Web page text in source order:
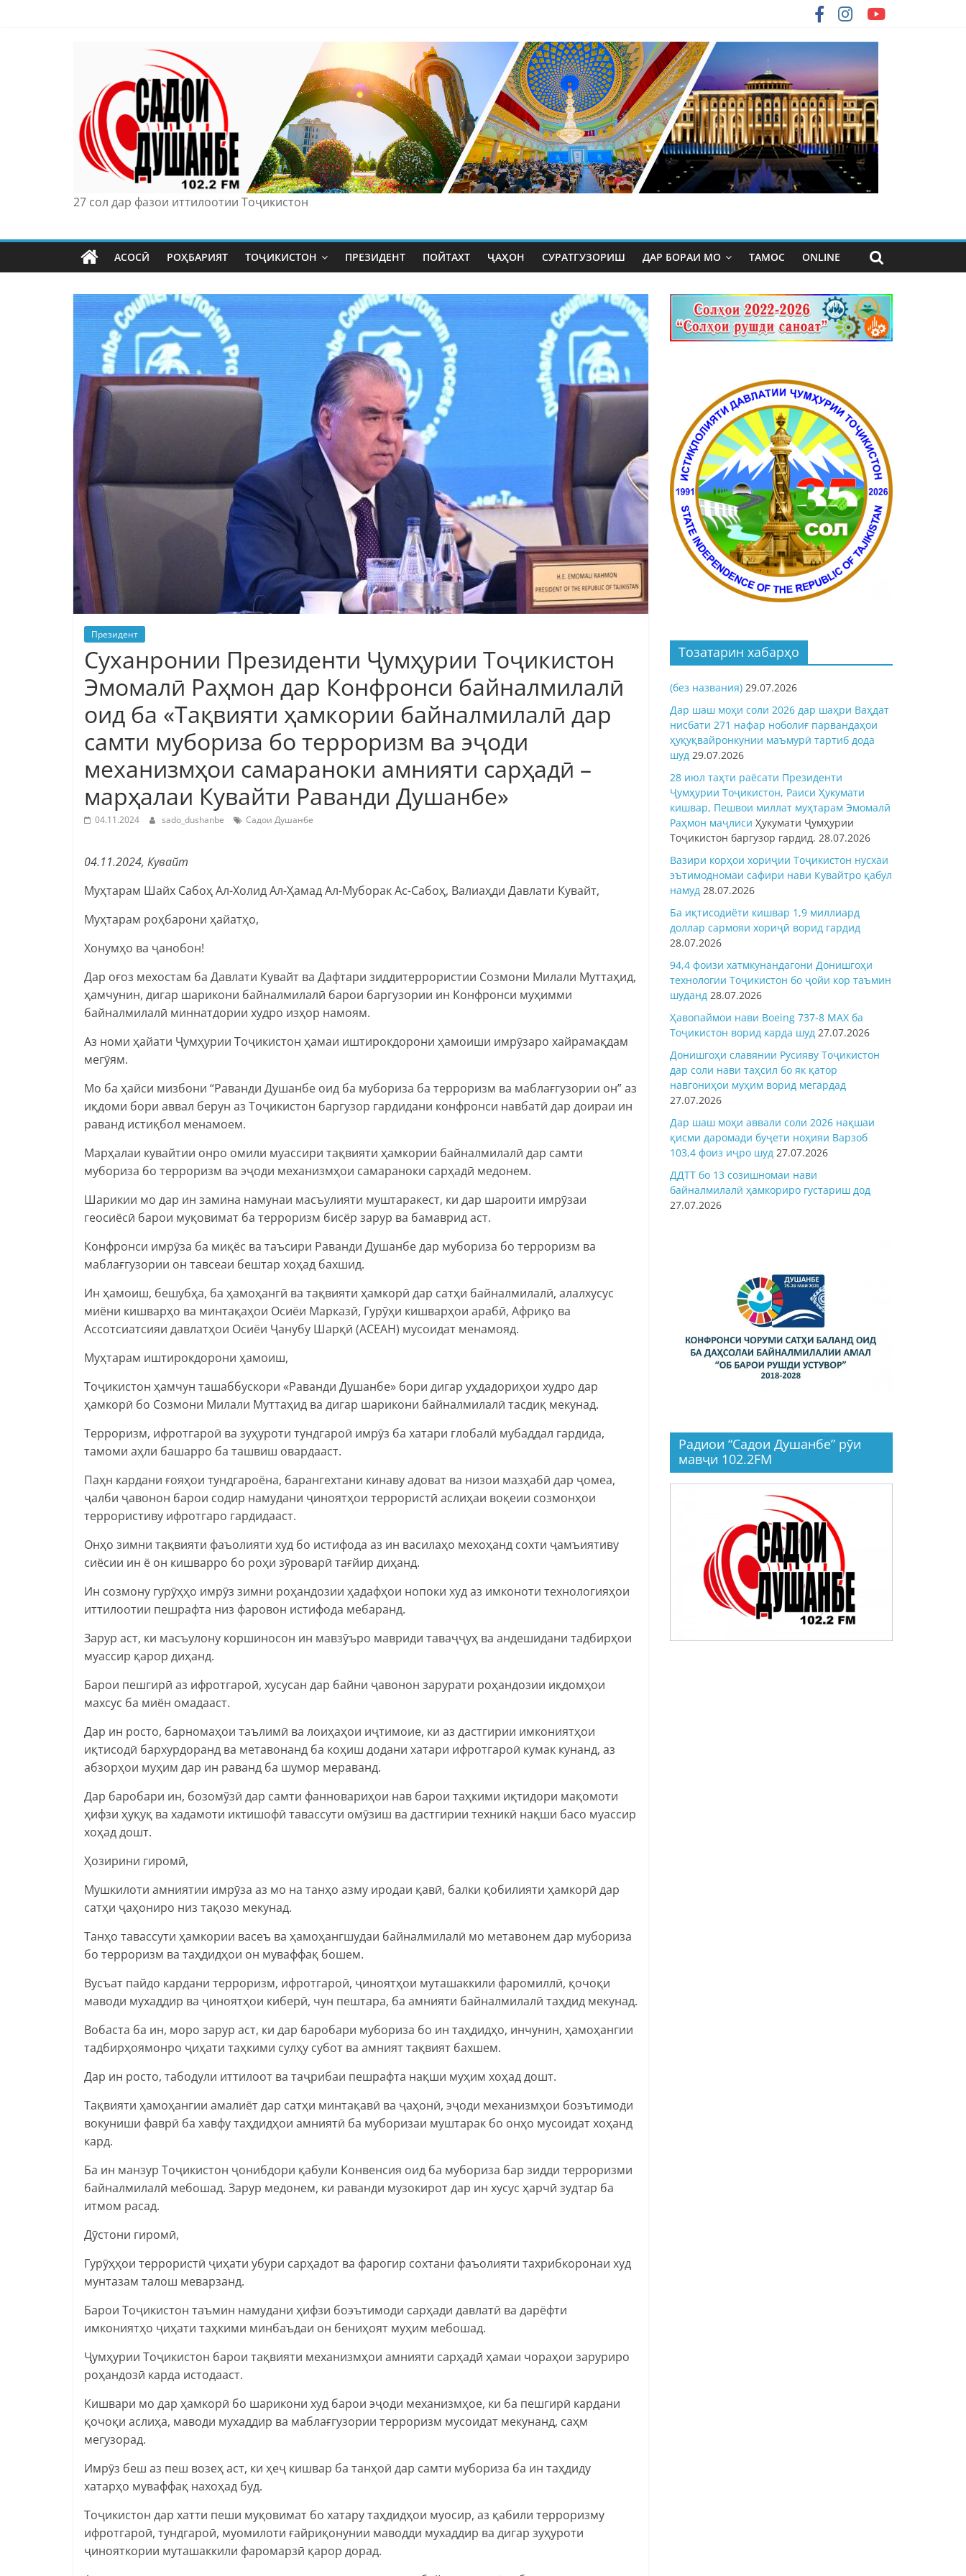
27 сол дар фазои иттилоотии Тоҷикистон
АСОСӢ РОҲБАРИЯТ ТОҶИКИСТОН ПРЕЗИДЕНТ ПОЙТАХТ ҶАҲОН СУРАТГУЗОРИШ ДАР БОРАИ МО ТАМОС ONLINE
Президент
Суханронии Президенти Ҷумҳурии Тоҷикистон
Эмомалӣ Раҳмон дар Конфронси байналмилалӣ
оид ба «Тақвияти ҳамкории байналмилалӣ дар
самти мубориза бо терроризм ва эҷоди
механизмҳои самараноки амнияти сарҳадӣ –
марҳалаи Кувайти Раванди Душанбе»
04.11.2024 sado_dushanbe Садои Душанбе
04.11.2024, Кувайт
Муҳтарам Шайх Сабоҳ Ал-Холид Ал-Ҳамад Ал-Муборак Ас-Сабоҳ, Валиаҳди Давлати Кувайт,
Муҳтарам роҳбарони ҳайатҳо,
Хонумҳо ва ҷанобон!
Дар оғоз мехостам ба Давлати Кувайт ва Дафтари зиддитеррористии Созмони Милали Муттаҳид,
ҳамчунин, дигар шарикони байналмилалӣ барои баргузории ин Конфронси муҳимми
байналмилалӣ миннатдории худро изҳор намоям.
Аз номи ҳайати Ҷумҳурии Тоҷикистон ҳамаи иштирокдорони ҳамоиши имрӯзаро хайрамақдам
мегӯям.
Мо ба ҳайси мизбони “Раванди Душанбе оид ба мубориза ба терроризм ва маблағгузории он” аз
иқдоми бори аввал берун аз Тоҷикистон баргузор гардидани конфронси навбатӣ дар доираи ин
раванд истиқбол менамоем.
Марҳалаи кувайтии онро омили муассири тақвияти ҳамкории байналмилалӣ дар самти
мубориза бо терроризм ва эҷоди механизмҳои самараноки сарҳадӣ медонем.
Шарикии мо дар ин замина намунаи масъулияти муштаракест, ки дар шароити имрӯзаи
геосиёсӣ барои муқовимат ба терроризм бисёр зарур ва бамаврид аст.
Конфронси имрӯза ба миқёс ва таъсири Раванди Душанбе дар мубориза бо терроризм ва
маблағгузории он тавсеаи бештар хоҳад бахшид.
Ин ҳамоиш, бешубҳа, ба ҳамоҳангӣ ва тақвияти ҳамкорӣ дар сатҳи байналмилалӣ, алалхусус
миёни кишварҳо ва минтақаҳои Осиёи Марказӣ, Гурӯҳи кишварҳои арабӣ, Африқо ва
Ассотсиатсияи давлатҳои Осиёи Ҷанубу Шарқӣ (АСЕАН) мусоидат менамояд.
Муҳтарам иштирокдорони ҳамоиш,
Тоҷикистон ҳамчун ташаббускори «Раванди Душанбе» бори дигар уҳдадориҳои худро дар
ҳамкорӣ бо Созмони Милали Муттаҳид ва дигар шарикони байналмилалӣ тасдиқ мекунад.
Терроризм, ифротгароӣ ва зуҳуроти тундгароӣ имрӯз ба хатари глобалӣ мубаддал гардида,
тамоми аҳли башарро ба ташвиш овардааст.
Паҳн кардани ғояҳои тундгароёна, барангехтани кинаву адоват ва низои мазҳабӣ дар ҷомеа,
ҷалби ҷавонон барои содир намудани ҷиноятҳои террористӣ аслиҳаи воқеии созмонҳои
террористиву ифротгаро гардидааст.
Онҳо зимни тақвияти фаъолияти худ бо истифода аз ин василаҳо мехоҳанд сохти ҷамъиятиву
сиёсии ин ё он кишварро бо роҳи зӯроварӣ тағйир диҳанд.
Ин созмону гурӯҳҳо имрӯз зимни роҳандозии ҳадафҳои нопоки худ аз имконоти технологияҳои
иттилоотии пешрафта низ фаровон истифода мебаранд.
Зарур аст, ки масъулону коршиносон ин мавзӯъро мавриди таваҷҷуҳ ва андешидани тадбирҳои
муассир қарор диҳанд.
Барои пешгирӣ аз ифротгароӣ, хусусан дар байни ҷавонон зарурати роҳандозии иқдомҳои
махсус ба миён омадааст.
Дар ин росто, барномаҳои таълимӣ ва лоиҳаҳои иҷтимоие, ки аз дастгирии имкониятҳои
иқтисодӣ бархурдоранд ва метавонанд ба коҳиш додани хатари ифротгароӣ кумак кунанд, аз
абзорҳои муҳим дар ин раванд ба шумор мераванд.
Дар баробари ин, бозомўзӣ дар самти фанновариҳои нав барои таҳкими иқтидори мақомоти
ҳифзи ҳуқуқ ва хадамоти иктишофӣ тавассути омӯзиш ва дастгирии техникӣ нақши басо муассир
хоҳад дошт.
Ҳозирини гиромӣ,
Мушкилоти амниятии имрӯза аз мо на танҳо азму иродаи қавӣ, балки қобилияти ҳамкорӣ дар
сатҳи ҷаҳониро низ тақозо мекунад.
Танҳо тавассути ҳамкории васеъ ва ҳамоҳангшудаи байналмилалӣ мо метавонем дар мубориза
бо терроризм ва таҳдидҳои он муваффақ бошем.
Вусъат пайдо кардани терроризм, ифротгароӣ, ҷиноятҳои муташаккили фаромиллӣ, қочоқи
маводи мухаддир ва ҷиноятҳои киберӣ, чун пештара, ба амнияти байналмилалӣ таҳдид мекунад.
Вобаста ба ин, моро зарур аст, ки дар баробари мубориза бо ин таҳдидҳо, инчунин, ҳамоҳангии
тадбирҳоямонро ҷиҳати таҳкими сулҳу субот ва амният тақвият бахшем.
Дар ин росто, табодули иттилоот ва таҷрибаи пешрафта нақши муҳим хоҳад дошт.
Тақвияти ҳамоҳангии амалиёт дар сатҳи минтақавӣ ва ҷаҳонӣ, эҷоди механизмҳои боэътимоди
вокуниши фаврӣ ба хавфу таҳдидҳои амниятӣ ба муборизаи муштарак бо онҳо мусоидат хоҳанд
кард.
Ба ин манзур Тоҷикистон ҷонибдори қабули Конвенсия оид ба мубориза бар зидди терроризми
байналмилалӣ мебошад. Зарур медонем, ки раванди музокирот дар ин хусус ҳарчӣ зудтар ба
итмом расад.
Дӯстони гиромӣ,
Гурӯҳҳои террористӣ ҷиҳати убури сарҳадот ва фарогир сохтани фаъолияти тахрибкоронаи худ
мунтазам талош меварзанд.
Барои Тоҷикистон таъмин намудани ҳифзи боэътимоди сарҳади давлатӣ ва дарёфти
имкониятҳо ҷиҳати таҳкими минбаъдаи он бениҳоят муҳим мебошад.
Ҷумҳурии Тоҷикистон барои тақвияти механизмҳои амнияти сарҳадӣ ҳамаи чораҳои заруриро
роҳандозӣ карда истодааст.
Кишвари мо дар ҳамкорӣ бо шарикони худ барои эҷоди механизмҳое, ки ба пешгирӣ кардани
қочоқи аслиҳа, маводи мухаддир ва маблағгузории терроризм мусоидат мекунанд, саҳм
мегузорад.
Имрӯз беш аз пеш возеҳ аст, ки ҳеҷ кишвар ба танҳоӣ дар самти мубориза ба ин таҳдиду
хатарҳо муваффақ нахоҳад буд.
Тоҷикистон дар хатти пеши муқовимат бо хатару таҳдидҳои муосир, аз қабили терроризму
ифротгароӣ, тундгароӣ, муомилоти ғайриқонунии маводди мухаддир ва дигар зуҳуроти
ҷинояткории муташаккили фаромарзӣ қарор дорад.
Тозатарин хабарҳо
(без названия) 29.07.2026
Дар шаш моҳи соли 2026 дар шаҳри Ваҳдат
нисбати 271 нафар ноболиғ парвандаҳои
ҳуқуқвайронкунии маъмурӣ тартиб дода
шуд 29.07.2026
28 июл таҳти раёсати Президенти
Ҷумҳурии Тоҷикистон, Раиси Ҳукумати
кишвар, Пешвои миллат муҳтарам Эмомалӣ
Раҳмон маҷлиси Ҳукумати Ҷумҳурии
Тоҷикистон баргузор гардид. 28.07.2026
Вазири корҳои хориҷии Тоҷикистон нусхаи
эътимодномаи сафири нави Кувайтро қабул
намуд 28.07.2026
Ба иқтисодиёти кишвар 1,9 миллиард
доллар сармояи хориҷӣ ворид гардид
28.07.2026
94,4 фоизи хатмкунандагони Донишгоҳи
технологии Тоҷикистон бо ҷойи кор таъмин
шуданд 28.07.2026
Ҳавопаймои нави Boeing 737-8 MAX ба
Тоҷикистон ворид карда шуд 27.07.2026
Донишгоҳи славянии Русияву Тоҷикистон
дар соли нави таҳсил бо як қатор
навгониҳои муҳим ворид мегардад
27.07.2026
Дар шаш моҳи аввали соли 2026 нақшаи
қисми даромади буҷети ноҳияи Варзоб
103,4 фоиз иҷро шуд 27.07.2026
ДДТТ бо 13 созишномаи нави
байналмилалӣ ҳамкориро густариш дод
27.07.2026
Радиои “Садои Душанбе” рӯи
мавҷи 102.2FM